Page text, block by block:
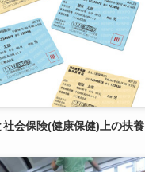
社会保険(健康保健)上の扶養